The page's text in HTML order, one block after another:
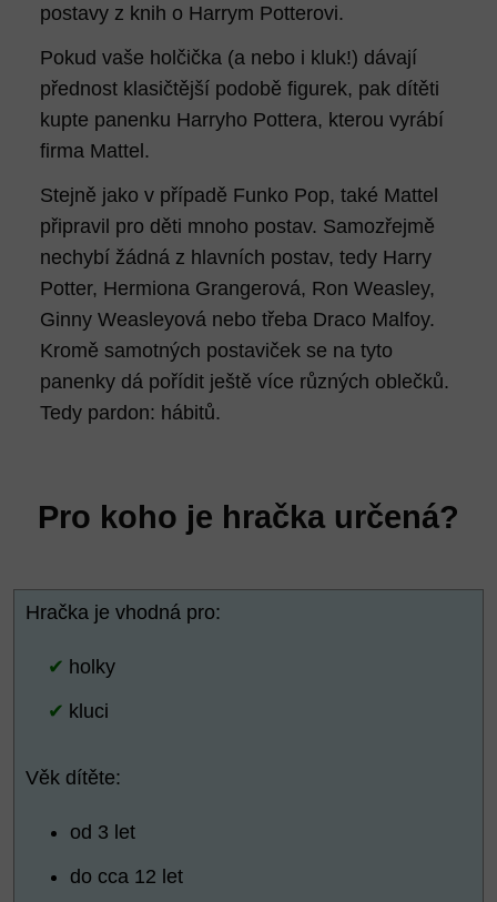
postavy z knih o Harrym Potterovi.
Pokud vaše holčička (a nebo i kluk!) dávají
přednost klasičtější podobě figurek, pak dítěti
kupte panenku Harryho Pottera, kterou vyrábí
firma Mattel.
Stejně jako v případě Funko Pop, také Mattel
připravil pro děti mnoho postav. Samozřejmě
nechybí žádná z hlavních postav, tedy Harry
Potter, Hermiona Grangerová, Ron Weasley,
Ginny Weasleyová nebo třeba Draco Malfoy.
Kromě samotných postaviček se na tyto
panenky dá pořídit ještě více různých oblečků.
Tedy pardon: hábitů.
Pro koho je hračka určená?
Hračka je vhodná pro:
holky
kluci
Věk dítěte:
od 3 let
do cca 12 let